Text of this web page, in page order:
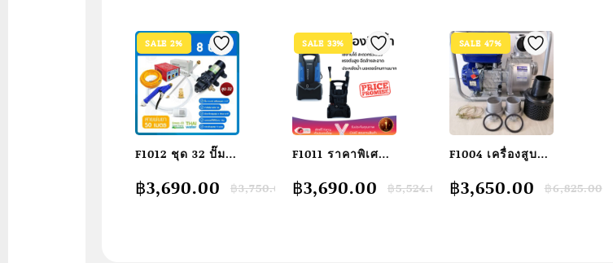
SALE 2%
F1012 ชุด 32 ปั๊ม
บาร์ ( สินค้าขายดี฿3,750.00
Original
price
฿3,690.00
Current
price
SALE 33%
F1011 ราคาพิเศษ
HYUNDAI
฿5,524.00
Original
price
฿3,690.00
Current
price
SALE 47%
F1004 เครื่องสูบ
เครื่องสูบน้ำ3″
฿6,825.00
Original
price
฿3,650.00
Current
price